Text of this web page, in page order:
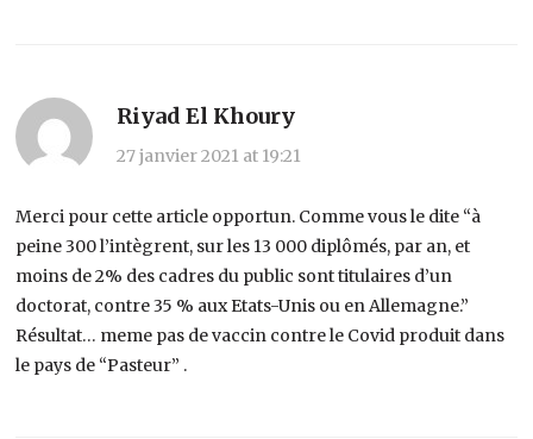
Riyad El Khoury
27 janvier 2021 at 19:21
Merci pour cette article opportun. Comme vous le dite “à
peine 300 l’intègrent, sur les 13 000 diplômés, par an, et
moins de 2% des cadres du public sont titulaires d’un
doctorat, contre 35 % aux Etats-Unis ou en Allemagne.”
Résultat… meme pas de vaccin contre le Covid produit dans
le pays de “Pasteur” .